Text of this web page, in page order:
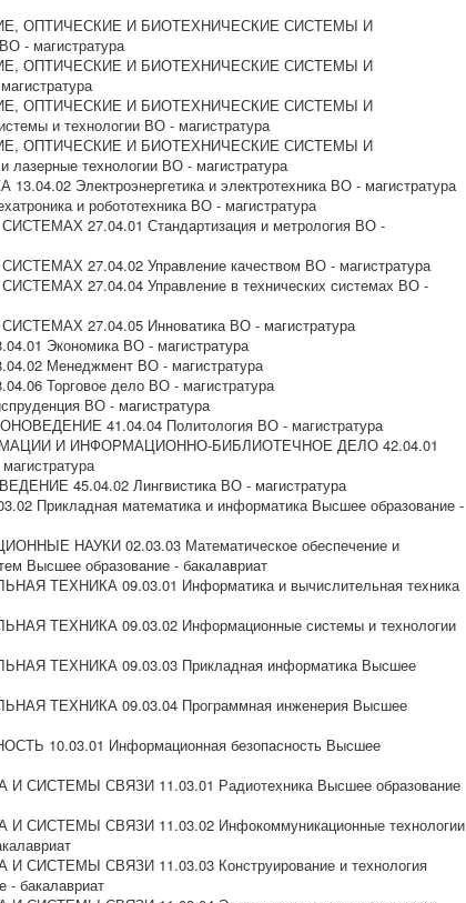
ОПТИЧЕСКИЕ И БИОТЕХНИЧЕСКИЕ СИСТЕМЫ И
- магистратура
ОПТИЧЕСКИЕ И БИОТЕХНИЧЕСКИЕ СИСТЕМЫ И
ОПТИЧЕСКИЕ И БИОТЕХНИЧЕСКИЕ СИСТЕМЫ И
и технологии ВО - магистратура
ОПТИЧЕСКИЕ И БИОТЕХНИЧЕСКИЕ СИСТЕМЫ И
технологии ВО - магистратура
Электроэнергетика и электротехника ВО - магистратура
и робототехника ВО - магистратура
27.04.01 Стандартизация и метрология ВО -
27.04.02 Управление качеством ВО - магистратура
27.04.04 Управление в технических системах ВО -
27.04.05 Инноватика ВО - магистратура
Экономика ВО - магистратура
Менеджмент ВО - магистратура
Торговое дело ВО - магистратура
ВО - магистратура
41.04.04 Политология ВО - магистратура
И ИНФОРМАЦИОННО-БИБЛИОТЕЧНОЕ ДЕЛО 42.04.01
45.04.02 Лингвистика ВО - магистратура
Прикладная математика и информатика Высшее образование -
НАУКИ 02.03.03 Математическое обеспечение и
Высшее образование - бакалавриат
ТЕХНИКА 09.03.01 Информатика и вычислительная техника
ТЕХНИКА 09.03.02 Информационные системы и технологии
ТЕХНИКА 09.03.03 Прикладная информатика Высшее
ТЕХНИКА 09.03.04 Программная инженерия Высшее
10.03.01 Информационная безопасность Высшее
СИСТЕМЫ СВЯЗИ 11.03.01 Радиотехника Высшее образование
СИСТЕМЫ СВЯЗИ 11.03.02 Инфокоммуникационные технологии
СВЯЗИ 11.03.03 Конструирование и технология
- бакалавриат